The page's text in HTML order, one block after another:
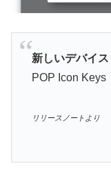
新しいデバイス
POP Icon Keys
リリースノートより